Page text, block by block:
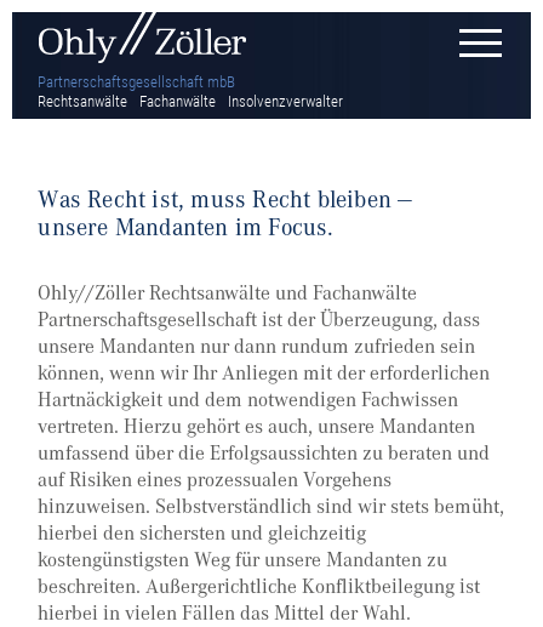
Partnerschaftsgesellschaft mbB
Rechtsanwälte
Fachanwälte Insolvenzverwalter
Was Recht ist, muss Recht bleiben —
unsere Mandanten im Focus.
Ohly//Zöller Rechtsanwälte und Fachanwälte
Partnerschaftsgesellschaft ist der Überzeugung, dass
unsere Mandanten nur dann rundum zufrieden sein
können, wenn wir Ihr Anliegen mit der erforderlichen
Hartnäckigkeit und dem notwendigen Fachwissen
vertreten. Hierzu gehört es auch, unsere Mandanten
umfassend über die Erfolgsaussichten zu beraten und
auf Risiken eines prozessualen Vorgehens
hinzuweisen. Selbstverständlich sind wir stets bemüht,
hierbei den sichersten und gleichzeitig
kostengünstigsten Weg für unsere Mandanten zu
beschreiten. Außergerichtliche Konfliktbeilegung ist
hierbei in vielen Fällen das Mittel der Wahl.